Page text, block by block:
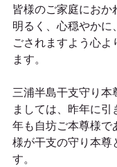
皆様のご家庭にお
明るく、心穏やかに
ごされますよう心
ます。
三浦半島干支守り本
ましては、昨年に
年も自坊ご本尊様で
様が干支の守り本尊
す。